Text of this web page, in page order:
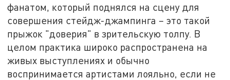
фанатом, который поднялся на сцену для
совершения стейдж-джампинга – это такой
прыжок "доверия" в зрительскую толпу. В
целом практика широко распространена на
живых выступлениях и обычно
воспринимается артистами лояльно, если не